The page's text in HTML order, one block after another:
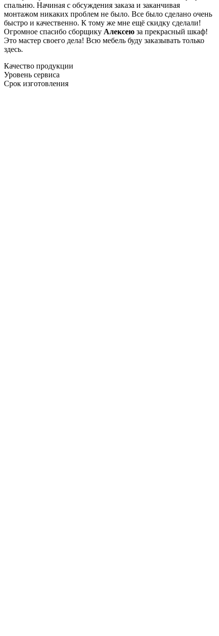
спальню. Начиная с обсуждения заказа и заканчивая
монтажом никаких проблем не было. Все было сделано очень
быстро и качественно. К тому же мне ещё скидку сделали!
Огромное спасибо сборщику Алексею за прекрасный шкаф!
Это мастер своего дела! Всю мебель буду заказывать только
здесь.
Качество продукции
Уровень сервиса
Срок изготовления